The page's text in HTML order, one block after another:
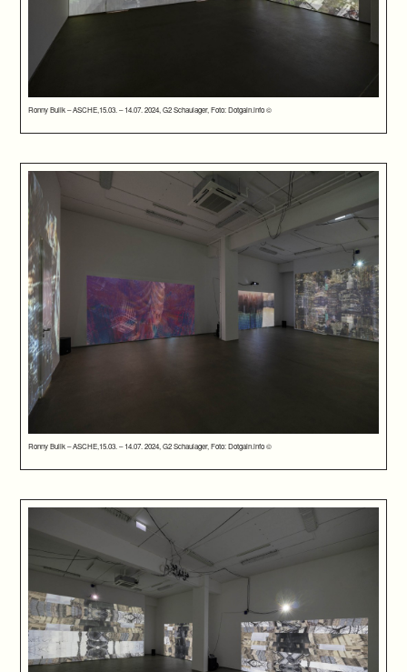
Ronny Bulik – ASCHE,15.03. – 14.07. 2024, G2 Schaulager, Foto: Dotgain.info ©
Ronny Bulik – ASCHE,15.03. – 14.07. 2024, G2 Schaulager, Foto: Dotgain.info ©